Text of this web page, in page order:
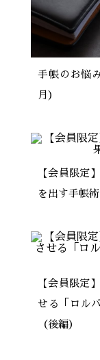
手帳のお悩
月）
【会員限定
を出す手帳術
【会員限定
せる「ロル
（後編）